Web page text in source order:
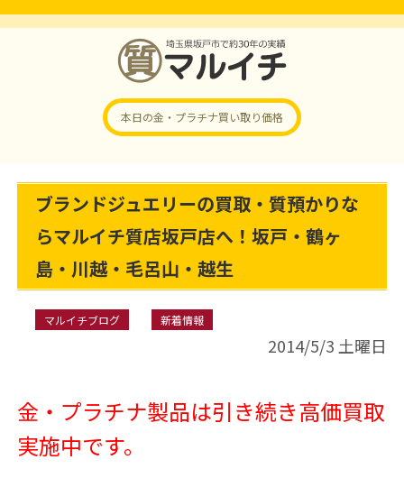
本日の金・プラチナ買い取り価格
ブランドジュエリーの買取・質預かりな
らマルイチ質店坂戸店へ！坂戸・鶴ヶ
島・川越・毛呂山・越生
マルイチブログ 新着情報
2014/5/3 土曜日
金・プラチナ製品は引き続き高価買取
実施中です。